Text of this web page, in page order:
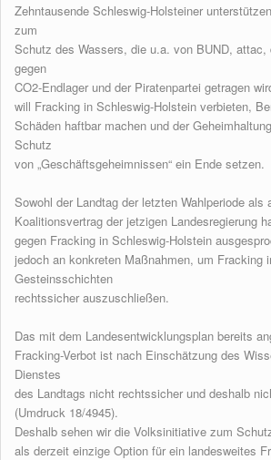
Zehntausende Schleswig-Holsteiner
zum
Schutz des Wassers, die u.a. von BUND, attac,
gegen
CO2-Endlager und der Piratenpartei getragen
will Fracking in Schleswig-Holstein verbieten,
Schäden haftbar machen und der
Schutz
von „Geschäftsgeheimnissen“ ein Ende setzen.
Sowohl der Landtag der letzten Wahlperiode als
Koalitionsvertrag der jetzigen Landesregierung
gegen Fracking in Schleswig-Holstein
jedoch an konkreten Maßnahmen, um Fracking
Gesteinsschichten
rechtssicher auszuschließen.
Das mit dem Landesentwicklungsplan bereits
Fracking-Verbot ist nach Einschätzung des
Dienstes
des Landtags nicht rechtssicher und deshalb
(Umdruck 18/4945).
Deshalb sehen wir die Volksinitiative zum
als derzeit einzige Option für ein landesweites